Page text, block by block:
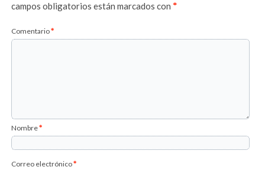
campos obligatorios están marcados con*
Comentario*
Nombre*
Correo electrónico*